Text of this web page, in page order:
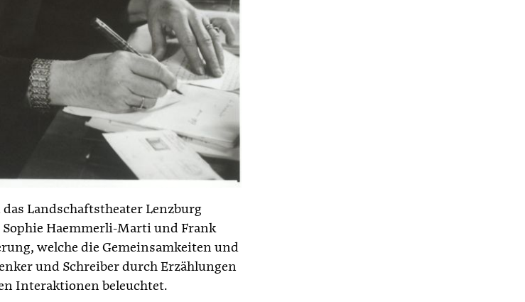
Landschaftstheater Lenzburg
Haemmerli-Marti und Frank
welche die Gemeinsamkeiten und
und Schreiber durch Erzählungen
Interaktionen beleuchtet.